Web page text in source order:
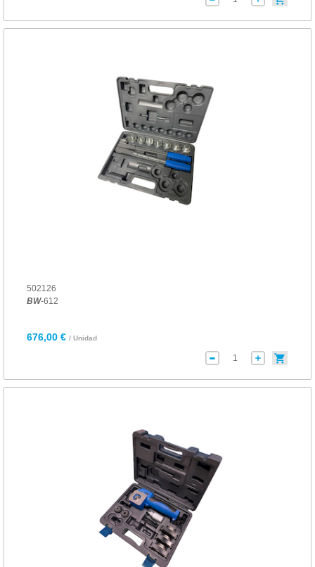
502126
BW-612
676,00 € / Unidad